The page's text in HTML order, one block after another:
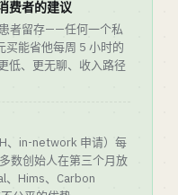
费者的建议
者留存——任何一个私
买能省他每周 5 小时的
低、更无聊、收入路径
、in-network 申请）每
数创始人在第三个月放
、Hims、Carbon